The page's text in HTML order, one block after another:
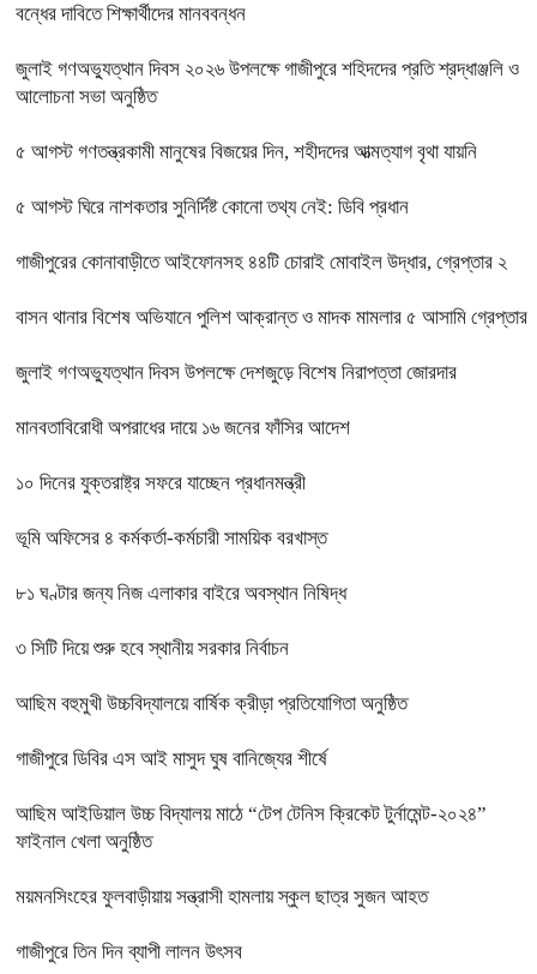
বন্ধের দাবিতে শিক্ষার্থীদের মানববন্ধন
জুলাই গণঅভ্যুত্থান দিবস ২০২৬ উপলক্ষে গাজীপুরে শহিদদের প্রতি শ্রদ্ধাঞ্জলি ও
আলোচনা সভা অনুষ্ঠিত
৫ আগস্ট গণতন্ত্রকামী মানুষের বিজয়ের দিন, শহীদদের আত্মত্যাগ বৃথা যায়নি
৫ আগস্ট ঘিরে নাশকতার সুনির্দিষ্ট কোনো তথ্য নেই: ডিবি প্রধান
গাজীপুরের কোনাবাড়ীতে আইফোনসহ ৪৪টি চোরাই মোবাইল উদ্ধার, গ্রেপ্তার ২
বাসন থানার বিশেষ অভিযানে পুলিশ আক্রান্ত ও মাদক মামলার ৫ আসামি গ্রেপ্তার
জুলাই গণঅভ্যুত্থান দিবস উপলক্ষে দেশজুড়ে বিশেষ নিরাপত্তা জোরদার
মানবতাবিরোধী অপরাধের দায়ে ১৬ জনের ফাঁসির আদেশ
১০ দিনের যুক্তরাষ্ট্র সফরে যাচ্ছেন প্রধানমন্ত্রী
ভূমি অফিসের ৪ কর্মকর্তা-কর্মচারী সাময়িক বরখাস্ত
৮১ ঘণ্টার জন্য নিজ এলাকার বাইরে অবস্থান নিষিদ্ধ
৩ সিটি দিয়ে শুরু হবে স্থানীয় সরকার নির্বাচন
আছিম বহুমুখী উচ্চবিদ্যালয়ে বার্ষিক ক্রীড়া প্রতিযোগিতা অনুষ্ঠিত
গাজীপুরে ডিবির এস আই মাসুদ ঘুষ বানিজ্যের শীর্ষে
আছিম আইডিয়াল উচ্চ বিদ্যালয় মাঠে “টেপ টেনিস ক্রিকেট টুর্নামেন্ট-২০২৪”
ফাইনাল খেলা অনুষ্ঠিত
ময়মনসিংহের ফুলবাড়ীয়ায় সন্ত্রাসী হামলায় স্কুল ছাত্র সুজন আহত
গাজীপুরে তিন দিন ব্যাপী লালন উৎসব